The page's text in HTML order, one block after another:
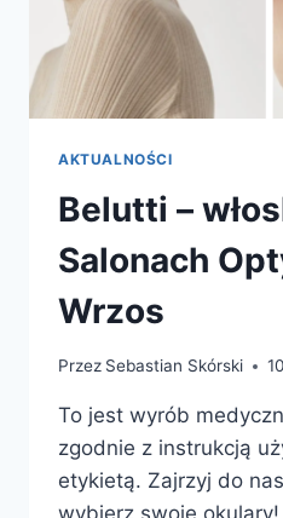
AKTUALNOŚCI
Belutti –
Salonach
Wrzos
Przez Sebastian Skórski
To jest wyrób
zgodnie z instrukcją
etykietą. Zajrzyj do